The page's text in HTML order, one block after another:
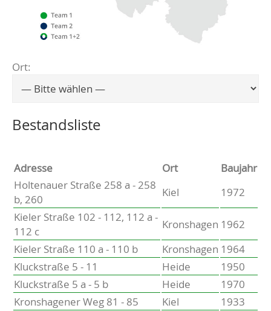
Eckernförde
Heikendorf
Kronshagen
Schwentinental
Heide
Bordesholm
Elmshorn
Ort:
Wählen Sie einen Ort, um zur entsprechenden Seite
Bestandsliste
Adresse Ort
Baujahr
Holtenauer Straße 258 a - 258
b, 260
Kiel
1972
Kieler Straße 102 - 112, 112 a -
112 c
Kronshagen 1962
Kieler Straße 110 a - 110 b
Kronshagen 1964
Kluckstraße 5 - 11
Heide
1950
Kluckstraße 5 a - 5 b
Heide
1970
Kronshagener Weg 81 - 85
Kiel
1933